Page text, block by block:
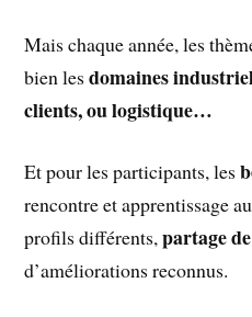
Mais chaque année, les
bien lesdomaines
clients, ou logistique…
Et pour les participants, les
rencontre et apprentissage
profils différents,partage
d’améliorations reconnus.